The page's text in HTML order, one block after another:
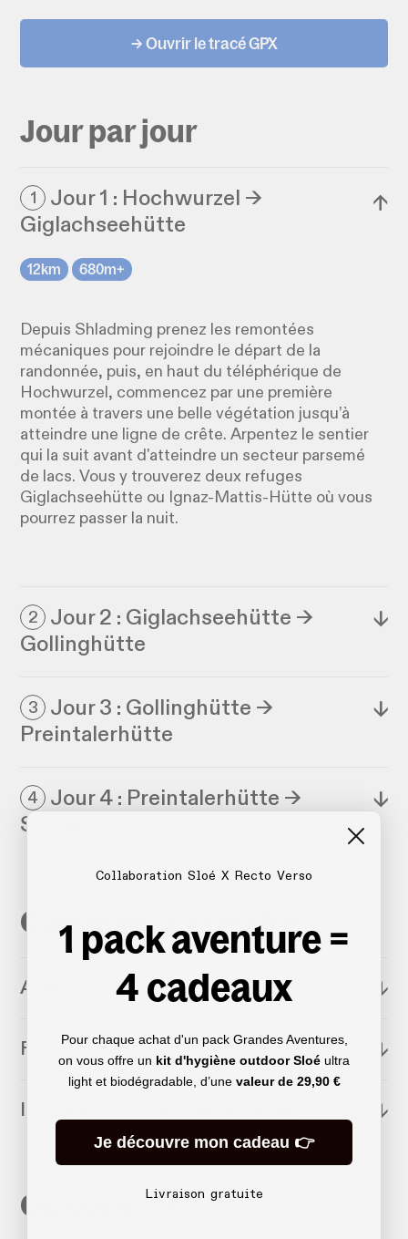
→ Ouvrir le tracé GPX
Jour par jour
1
Jour 1 : Hochwurzel →
Giglachseehütte
↓
12km 680m+
Depuis Shladming prenez les remontées
mécaniques pour rejoindre le départ de la
randonnée, puis, en haut du téléphérique de
Hochwurzel, commencez par une première
montée à travers une belle végétation jusqu’à
atteindre une ligne de crête. Arpentez le sentier
qui la suit avant d'atteindre un secteur parsemé
de lacs. Vous y trouverez deux refuges
Giglachseehütte ou Ignaz-Mattis-Hütte où vous
pourrez passer la nuit.
2
Jour 2 : Giglachseehütte →
Gollinghütte
↓
3
Jour 3 : Gollinghütte →
Preintalerhütte
↓
4
Jour 4 : Preintalerhütte →
Schladming
↓
Comment s'y rendre
Aller ↓
Retour ↓
↓
Où dormir ?
Collaboration Sloé X Recto Verso
1 pack aventure =
4 cadeaux
Pour chaque achat d'un pack Grandes Aventures,
on vous offre un kit d'hygiène outdoor Sloé ultra
light et biodégradable, d’une valeur de 29,90 €
Je découvre mon cadeau 👉
Livraison gratuite